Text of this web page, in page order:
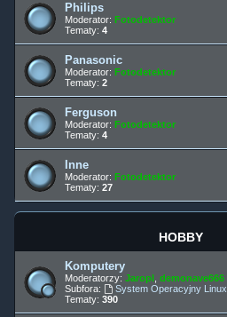
Philips
Moderator: Fotodetektor
Tematy: 4
Panasonic
Moderator: Fotodetektor
Tematy: 2
Ferguson
Moderator: Fotodetektor
Tematy: 4
Inne
Moderator: Fotodetektor
Tematy: 27
HOBBY
Komputery
Moderatorzy: Jaropl demonave666
Subfora:
System Operacyjny Linux
Tematy: 390